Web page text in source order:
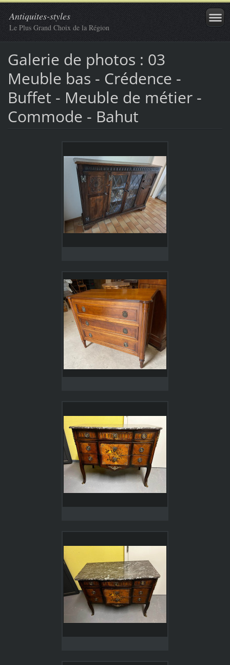
Antiquites-styles
Le Plus Grand Choix de la Région
Galerie de photos : 03
Meuble bas - Crédence -
Buffet - Meuble de métier -
Commode - Bahut